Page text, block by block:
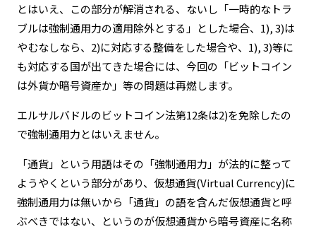
とはいえ、この部分が解消される、ないし「一時的なトラ
ブルは強制通用力の適用除外とする」とした場合、1), 3)は
やむなしなら、2)に対応する整備をした場合や、1), 3)等に
も対応する国が出てきた場合には、今回の「ビットコイン
は外貨か暗号資産か」等の問題は再燃します。
エルサルバドルのビットコイン法第12条は2)を免除したの
で強制通用力とはいえません。
「通貨」という用語はその「強制通用力」が法的に整って
ようやくという部分があり、仮想通貨(Virtual Currency)に
強制通用力は無いから「通貨」の語を含んだ仮想通貨と呼
ぶべきではない、というのが仮想通貨から暗号資産に名称